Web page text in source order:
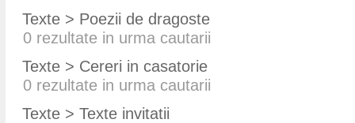
Texte > Poezii de dragoste
0 rezultate in urma cautarii
Texte > Cereri in casatorie
0 rezultate in urma cautarii
Texte > Texte invitatii